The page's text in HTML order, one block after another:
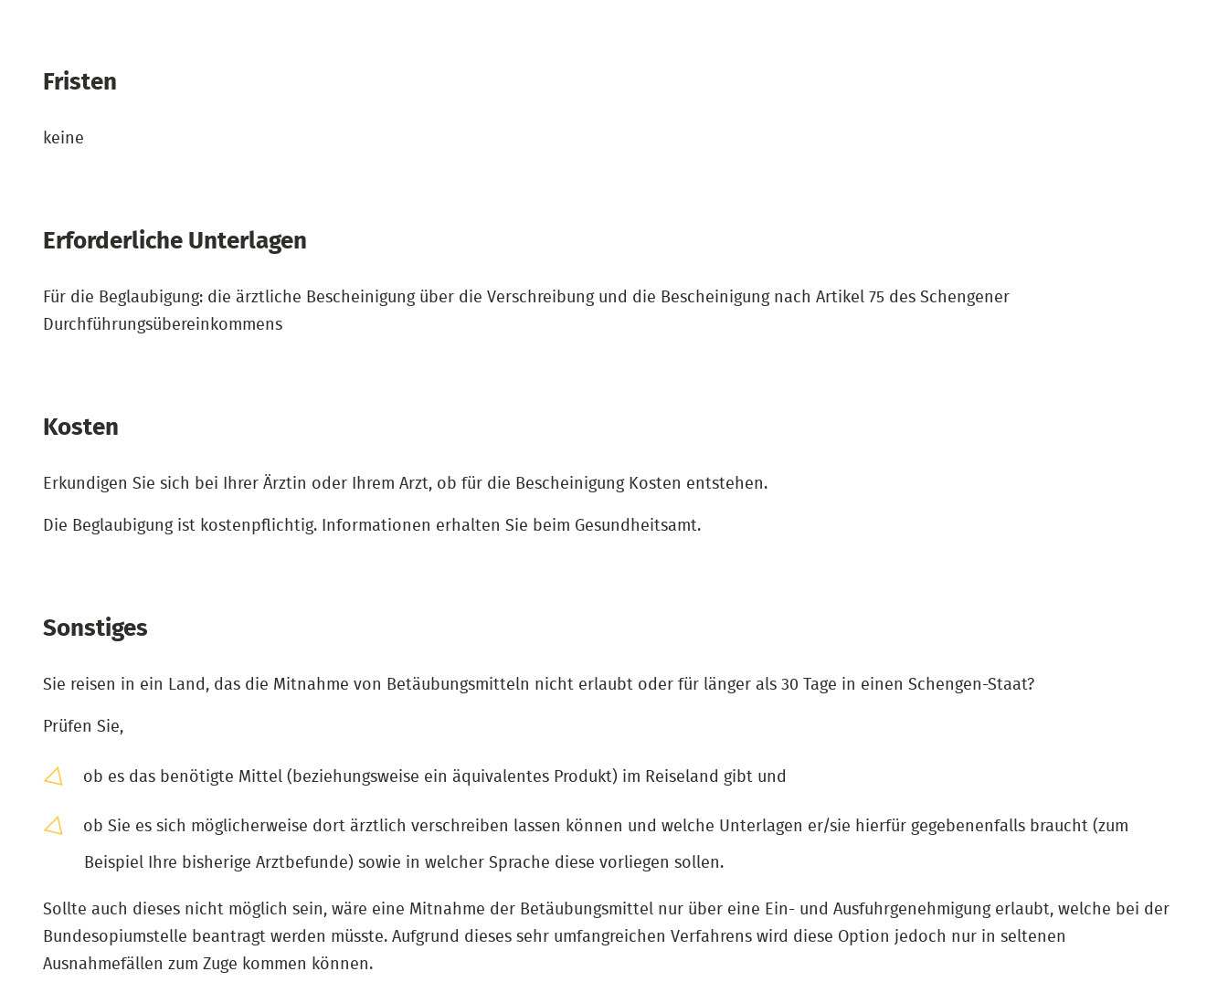
Fristen
keine
Erforderliche Unterlagen
Für die Beglaubigung: die ärztliche Bescheinigung über die Verschreibung und die Bescheinigung nach Artikel 75 des Schengener
Durchführungsübereinkommens
Kosten
Erkundigen Sie sich bei Ihrer Ärztin oder Ihrem Arzt, ob für die Bescheinigung Kosten entstehen.
Die Beglaubigung ist kostenpflichtig. Informationen erhalten Sie beim Gesundheitsamt.
Sonstiges
Sie reisen in ein Land, das die Mitnahme von Betäubungsmitteln nicht erlaubt oder für länger als 30 Tage in einen Schengen-Staat?
Prüfen Sie,
ob es das benötigte Mittel (beziehungsweise ein äquivalentes Produkt) im Reiseland gibt und
ob Sie es sich möglicherweise dort ärztlich verschreiben lassen können und welche Unterlagen er/sie hierfür gegebenenfalls braucht (zum
Beispiel Ihre bisherige Arztbefunde) sowie in welcher Sprache diese vorliegen sollen.
Sollte auch dieses nicht möglich sein, wäre eine Mitnahme der Betäubungsmittel nur über eine Ein- und Ausfuhrgenehmigung erlaubt, welche bei der
Bundesopiumstelle beantragt werden müsste. Aufgrund dieses sehr umfangreichen Verfahrens wird diese Option jedoch nur in seltenen
Ausnahmefällen zum Zuge kommen können.